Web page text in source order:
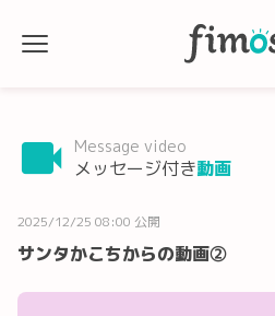
Message video
メッセージ付き動画
2025/12/25 08:00 公開
サンタかこちからの動画②